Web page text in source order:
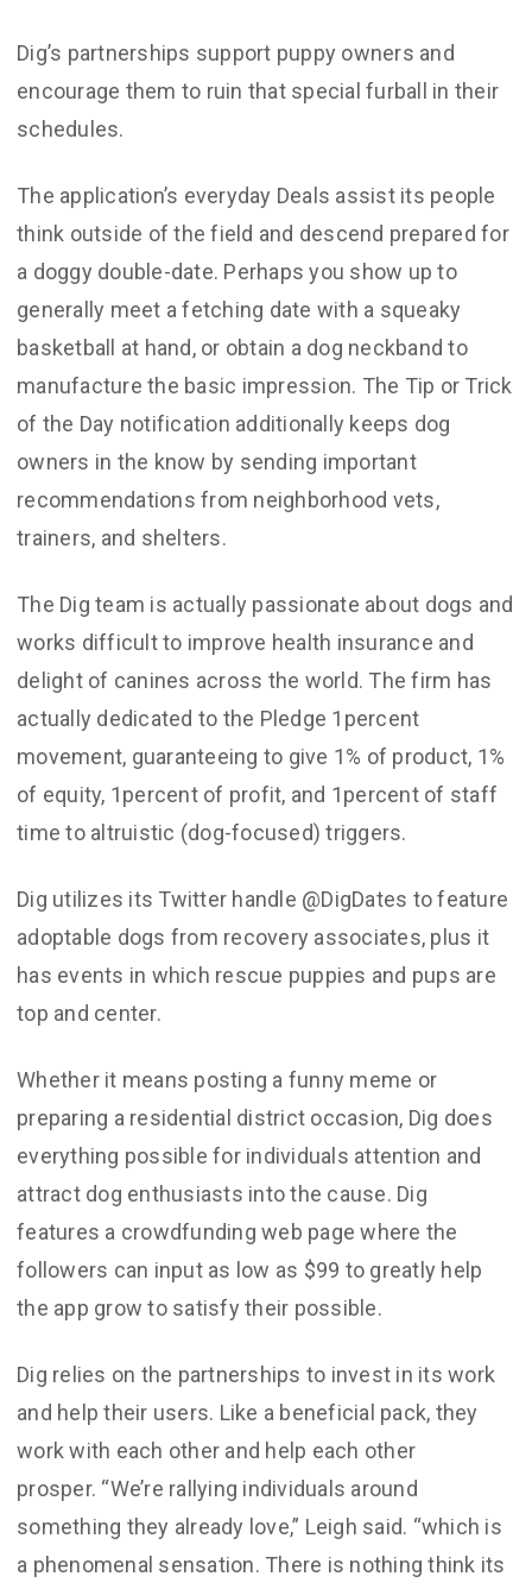
Dig’s partnerships support puppy owners and
encourage them to ruin that special furball in their
schedules.
The application’s everyday Deals assist its people
think outside of the field and descend prepared for
a doggy double-date. Perhaps you show up to
generally meet a fetching date with a squeaky
basketball at hand, or obtain a dog neckband to
manufacture the basic impression. The Tip or Trick
of the Day notification additionally keeps dog
owners in the know by sending important
recommendations from neighborhood vets,
trainers, and shelters.
The Dig team is actually passionate about dogs and
works difficult to improve health insurance and
delight of canines across the world. The firm has
actually dedicated to the Pledge 1percent
movement, guaranteeing to give 1% of product, 1%
of equity, 1percent of profit, and 1percent of staff
time to altruistic (dog-focused) triggers.
Dig utilizes its Twitter handle @DigDates to feature
adoptable dogs from recovery associates, plus it
has events in which rescue puppies and pups are
top and center.
Whether it means posting a funny meme or
preparing a residential district occasion, Dig does
everything possible for individuals attention and
attract dog enthusiasts into the cause. Dig
features a crowdfunding web page where the
followers can input as low as $99 to greatly help
the app grow to satisfy their possible.
Dig relies on the partnerships to invest in its work
and help their users. Like a beneficial pack, they
work with each other and help each other
prosper. “We’re rallying individuals around
something they already love,” Leigh said. “which is
a phenomenal sensation. There is nothing think its